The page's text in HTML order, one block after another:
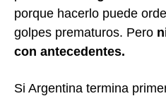
porque hacerlo puede
golpes prematuros. Pero
con antecedentes.
Si Argentina termina